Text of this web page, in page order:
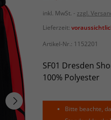
inkl. MwSt.
zzgl.
Lieferzeit:
Artikel-Nr.: 1152201
SF01 Dresden
100% Polyester
Bitte beachte,